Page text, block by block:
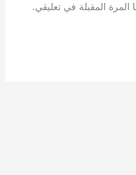
المرة المقبلة في تعليقي.